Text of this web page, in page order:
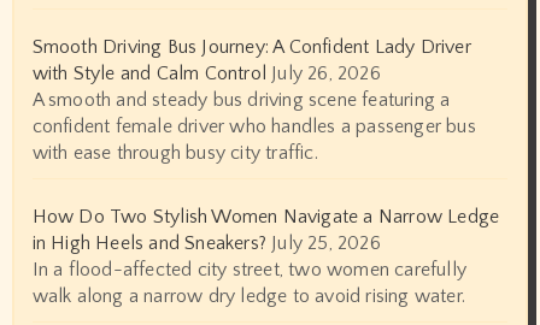
Smooth Driving Bus Journey: A Confident Lady Driver
with Style and Calm Control July 26, 2026
A smooth and steady bus driving scene featuring a
confident female driver who handles a passenger bus
with ease through busy city traffic.
How Do Two Stylish Women Navigate a Narrow Ledge
in High Heels and Sneakers? July 25, 2026
In a flood-affected city street, two women carefully
walk along a narrow dry ledge to avoid rising water.